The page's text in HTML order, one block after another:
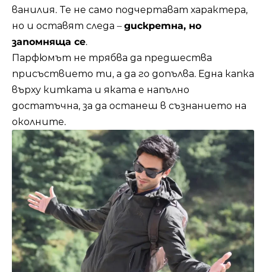
ванилия. Те не само подчертават характера,
но и оставят следа – дискретна, но
запомняща се.
Парфюмът не трябва да предшества
присъствието ти, а да го допълва. Една капка
върху китката и яката е напълно
достатъчна, за да останеш в съзнанието на
околните.